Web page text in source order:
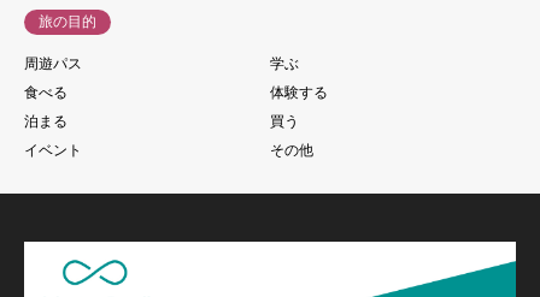
旅の目的
周遊パス
学ぶ
食べる
体験する
泊まる
買う
イベント
その他